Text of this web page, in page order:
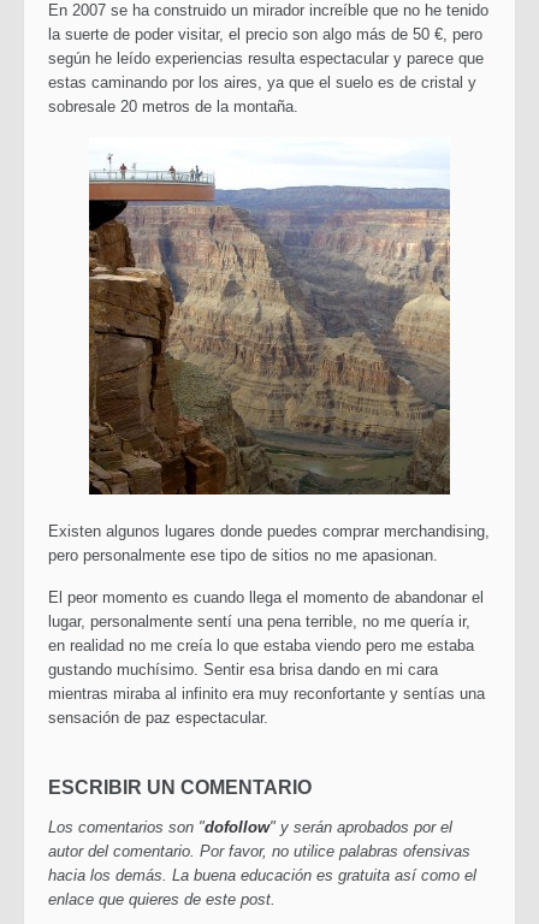
En 2007 se ha construido un mirador increíble que no he tenido
la suerte de poder visitar, el precio son algo más de 50 €, pero
según he leído experiencias resulta espectacular y parece que
estas caminando por los aires, ya que el suelo es de cristal y
sobresale 20 metros de la montaña.
Existen algunos lugares donde puedes comprar merchandising,
pero personalmente ese tipo de sitios no me apasionan.
El peor momento es cuando llega el momento de abandonar el
lugar, personalmente sentí una pena terrible, no me quería ir,
en realidad no me creía lo que estaba viendo pero me estaba
gustando muchísimo. Sentir esa brisa dando en mi cara
mientras miraba al infinito era muy reconfortante y sentías una
sensación de paz espectacular.
ESCRIBIR UN COMENTARIO
Los comentarios son "dofollow" y serán aprobados por el
autor del comentario. Por favor, no utilice palabras ofensivas
hacia los demás. La buena educación es gratuita así como el
enlace que quieres de este post.